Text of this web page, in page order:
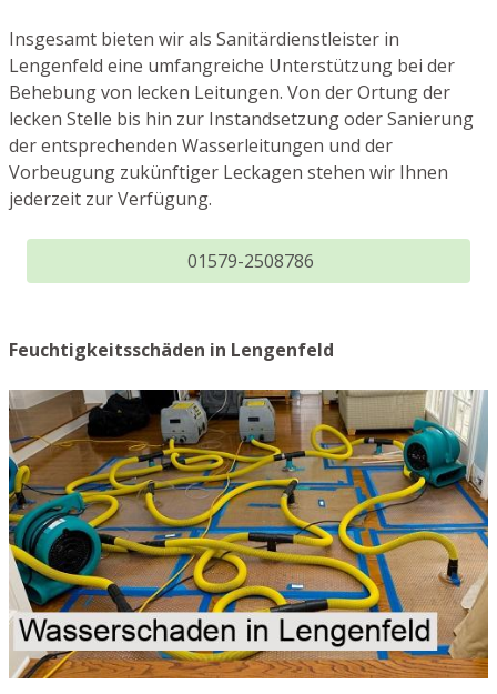
Insgesamt bieten wir als Sanitärdienstleister in
Lengenfeld eine umfangreiche Unterstützung bei der
Behebung von lecken Leitungen. Von der Ortung der
lecken Stelle bis hin zur Instandsetzung oder Sanierung
der entsprechenden Wasserleitungen und der
Vorbeugung zukünftiger Leckagen stehen wir Ihnen
jederzeit zur Verfügung.
01579-2508786
Feuchtigkeitsschäden in Lengenfeld